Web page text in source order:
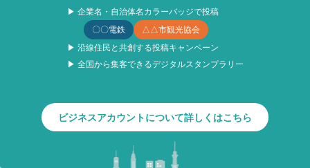
▶ 企業名・自治体名カラーバッジで投稿
〇〇電鉄
△△市観光協会
▶ 沿線住民と共創する投稿キャンペーン
▶ 全国から集客できるデジタルスタンプラリー
ビジネスアカウントについて詳しくはこちら